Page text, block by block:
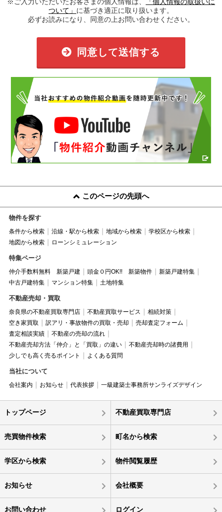
ついて」 に基づき適正に取り扱います。
必ずお読みになり、同意の上お問い合わせください。
同意して送信する
このページの先頭へ
物件を探す
条件から検索 沿線・駅から検索 地域から検索
学校区から検索
地図から検索
ローンシミュレーション
特集ページ
仲介手数料無料 新築戸建 頭金０円OK!! 新築物件
新築戸建特集
中古戸建特集
マンション特集 土地特集
不動産売却・買取
奈良県の不動産買取専門店 不動産買取サービス
相続対策
空き家買取
訳アリ・事故物件の買取・売却
売却査定フォーム
査定相談実績
不動産の売却の流れ
不動産売却方法「仲介」と「買取」の違い
不動産売却時の諸費用
少しでも高く売るポイント
よくある質問
当社について
会社案内 お知らせ 代表挨拶 一級建築士事務所サンライズデザイン
トップページ 不動産買取専門店
売買物件検索 町名から検索
学区から検索 物件閲覧履歴
お知らせ 会社概要
お問い合わせ ログイン